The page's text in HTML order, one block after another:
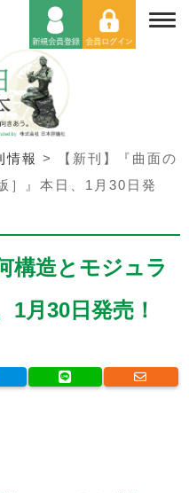
情報 >
【新刊】『曲面の
］』本日、1月30日発
構造とモジュラ
1月30日発売！